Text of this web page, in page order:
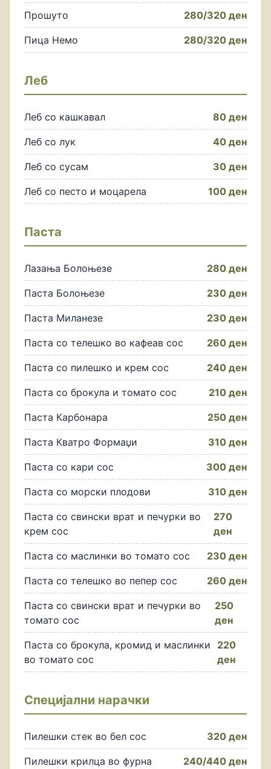
Прошуто 280/320 ден
Пица Немо 280/320 ден
Леб
Леб со кашкавал 80 ден
Леб со лук 40 ден
Леб со сусам 30 ден
Леб со песто и моцарела 100 ден
Паста
Лазања Болоњезе 280 ден
Паста Болоњезе 230 ден
Паста Миланезе 230 ден
Паста со телешко во кафеав сос 260 ден
Паста со пилешко и крем сос 240 ден
Паста со брокула и томато сос 210 ден
Паста Карбонара 250 ден
Паста Кватро Формаџи 310 ден
Паста со кари сос 300 ден
Паста со морски плодови 310 ден
Паста со свински врат и печурки во
крем сос
270
ден
Паста со маслинки во томато сос 230 ден
Паста со телешко во пепер сос 260 ден
Паста со свински врат и печурки во
томато сос
250
ден
Паста со брокула, кромид и маслинки
во томато сос
220
ден
Специјални нарачки
Пилешки стек во бел сос 320 ден
Пилешки крилца во фурна 240/440 ден